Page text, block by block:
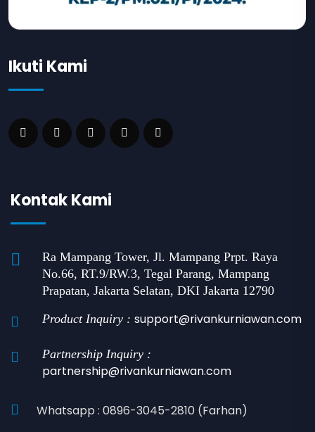
Ikuti Kami
Kontak Kami
Ra Mampang Tower, Jl. Mampang Prpt. Raya
No.66, RT.9/RW.3, Tegal Parang, Mampang
Prapatan, Jakarta Selatan, DKI Jakarta 12790
Product Inquiry : support@rivankurniawan.com
Partnership Inquiry :
partnership@rivankurniawan.com
Whatsapp : 0896-3045-2810 (Farhan)